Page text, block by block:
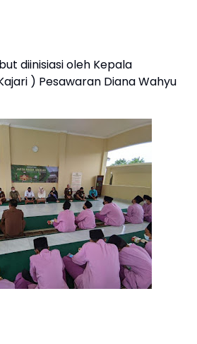
diinisiasi oleh Kepala
) Pesawaran Diana Wahyu